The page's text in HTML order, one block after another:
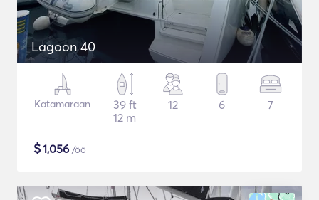
Lagoon 40
Katamaraan
39 ft
12 m
12 6 7
$1,056 /öö